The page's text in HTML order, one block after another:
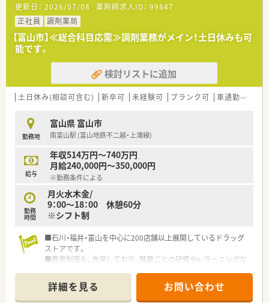
更新日： 2026/07/08 薬剤師求人ID： 99847
正社員
調剤薬局
【富山市】≪総合科目応需≫調剤業務がメイン！土日休みも可
能です。
検討リストに追加
土日休み(相談可含む) 新卒可 未経験可 ブランク可 車通勤可
勤務地
富山県 富山市
南富山駅 (富山地鉄不二越・上滝線)
給与
年収514万円～740万円
月給240,000円～350,000円
※勤務条件による
勤務
時間
月火水木金/
9：00～18：00 休憩60分
※シフト制
■石川・福井・富山を中心に200店舗以上展開しているドラッグ
ストアです。
■教育制度も、充実しており、階層ごとの研修やe-ラーニングな
ただけます。
■OTC販売の店舗と、調剤併設店舗がありますので、お気軽にお
詳細を見る お問い合わせ